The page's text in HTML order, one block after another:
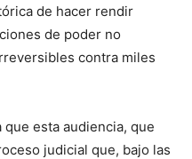
de hacer rendir
de poder no
contra miles
esta audiencia, que
judicial que, bajo las